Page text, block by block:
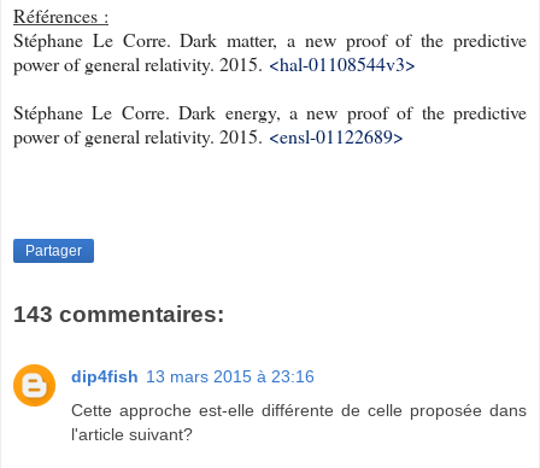
Références :
Stéphane Le Corre. Dark matter, a new proof of the predictive
power of general relativity. 2015. <hal-01108544v3>
Stéphane Le Corre. Dark energy, a new proof of the predictive
power of general relativity. 2015. <ensl-01122689>
Partager
143 commentaires:
dip4fish 13 mars 2015 à 23:16
Cette approche est-elle différente de celle proposée dans
l'article suivant?